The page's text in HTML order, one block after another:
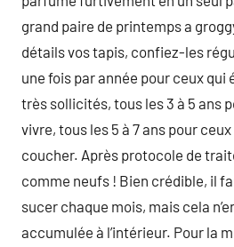
grand paire de printemps a
détails vos tapis, confiez-les
une fois par année pour ceux qui
très sollicités, tous les 3 à 5 ans
vivre, tous les 5 à 7 ans pour
coucher. Après protocole de
comme neufs ! Bien crédible, il
sucer chaque mois, mais cela
accumulée à l’intérieur. Pour la